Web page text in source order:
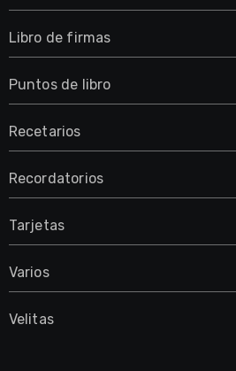
Libro de firmas
Puntos de libro
Recetarios
Recordatorios
Tarjetas
Varios
Velitas